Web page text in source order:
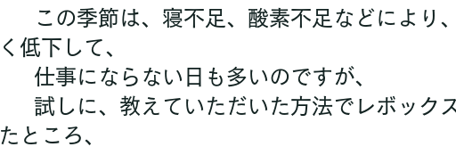
く低下して、
	仕事にならない日も多いのですが、
たところ、